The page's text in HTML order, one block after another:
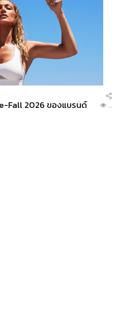
Fall 2026 ของแบรนด์
...